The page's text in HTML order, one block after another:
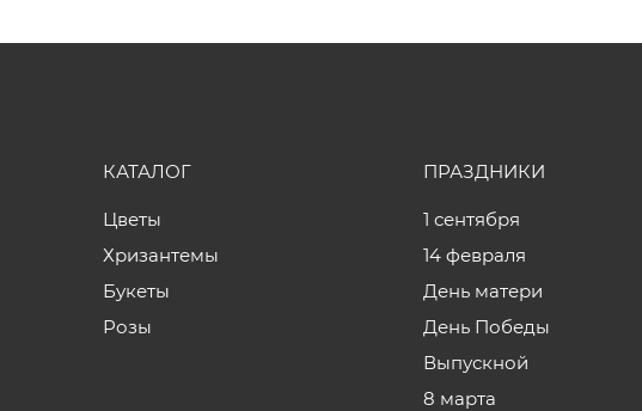
КАТАЛОГ
Цветы
Хризантемы
Букеты
Розы
ПРАЗДНИКИ
1 сентября
14 февраля
День матери
День Победы
Выпускной
8 марта